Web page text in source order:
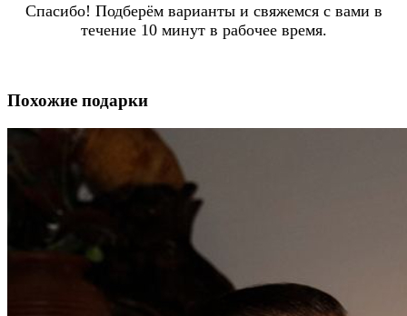
Спасибо! Подберём варианты и свяжемся с вами в
течение 10 минут в рабочее время.
Похожие подарки